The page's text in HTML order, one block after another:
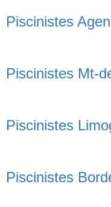
Piscinistes Agen
Piscinistes Mt-
Piscinistes
Piscinistes